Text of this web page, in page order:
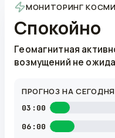
МОНИТОРИНГ
Спокойно
Геомагнитная
возмущений не
ПРОГНОЗ НА
03:00
06:00